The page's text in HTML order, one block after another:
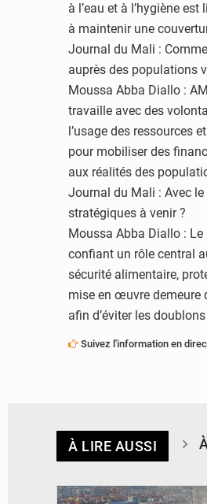
à l’eau et à l’hygiène
à maintenir une
Journal du Mali :
auprès des populations
Moussa Abba Diallo :
travaille avec des
l’usage des ressources
pour mobiliser des
aux réalités des
Journal du Mali : Avec
stratégiques à venir ?
Moussa Abba Diallo :
confiant un rôle central
sécurité alimentaire,
mise en œuvre demeure
afin d’éviter les
Suivez l'information en
À LIRE AUSSI
© JDM